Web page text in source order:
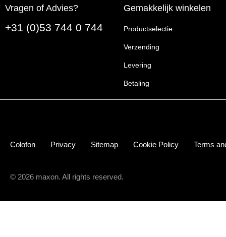
Vragen of Advies?
+31 (0)53 744 0 744
Gemakkelijk winkelen
Productselectie
Verzending
Levering
Betaling
Colofon Privacy Sitemap Cookie Policy Terms
© 2026 maxon. All rights reserved.